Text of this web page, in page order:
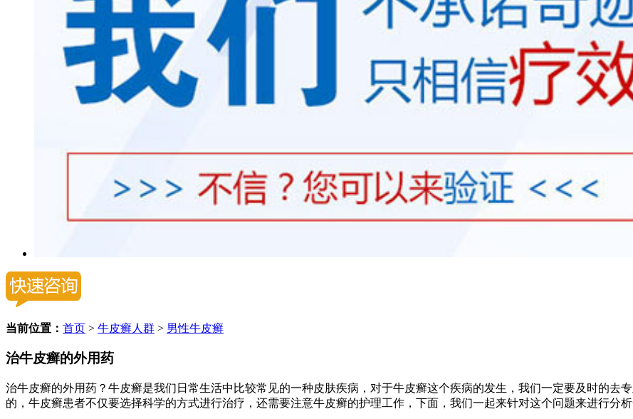
当前位置： 首页 > 牛皮癣人群 > 男性牛皮癣
治牛皮癣的外用药
治牛皮癣的外用药？牛皮癣是我们日常生活中比较常见的一种皮肤疾病，对于牛皮癣这个疾病的发生，我们一定要及时的去
的，牛皮癣患者不仅要选择科学的方式进行治疗，还需要注意牛皮癣的护理工作，下面，我们一起来针对这个问题来进行分析